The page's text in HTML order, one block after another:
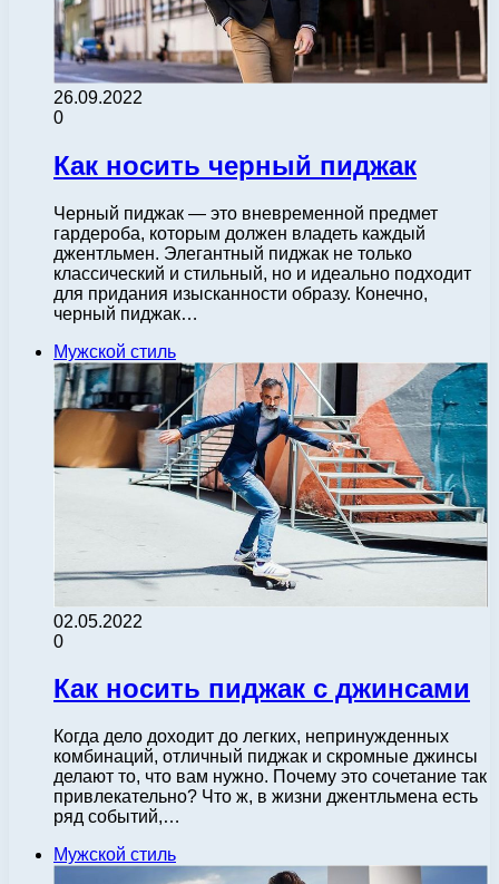
26.09.2022
0
Как носить черный пиджак
Черный пиджак — это вневременной предмет
гардероба, которым должен владеть каждый
джентльмен. Элегантный пиджак не только
классический и стильный, но и идеально подходит
для придания изысканности образу. Конечно,
черный пиджак…
Мужской стиль
02.05.2022
0
Как носить пиджак с джинсами
Когда дело доходит до легких, непринужденных
комбинаций, отличный пиджак и скромные джинсы
делают то, что вам нужно. Почему это сочетание так
привлекательно? Что ж, в жизни джентльмена есть
ряд событий,…
Мужской стиль